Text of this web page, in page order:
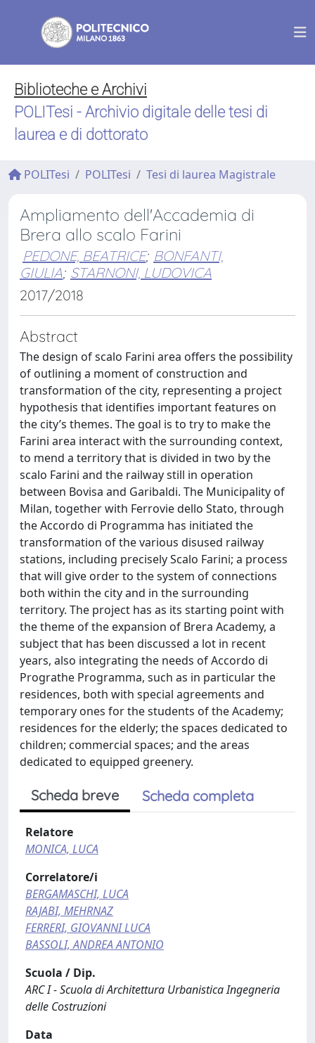
Biblioteche e Archivi
POLITesi - Archivio digitale delle tesi di
laurea e di dottorato
POLITesi POLITesi Tesi di laurea Magistrale
Ampliamento dell'Accademia di
Brera allo scalo Farini
PEDONE, BEATRICE; BONFANTI,
GIULIA; STARNONI, LUDOVICA
2017/2018
Abstract
The design of scalo Farini area offers the possibility
of outlining a moment of construction and
transformation of the city, representing a project
hypothesis that identifies important features on
the city’s themes. The goal is to try to make the
Farini area interact with the surrounding context,
to mend a territory that is divided in two by the
scalo Farini and the railway still in operation
between Bovisa and Garibaldi. The Municipality of
Milan, together with Ferrovie dello Stato, through
the Accordo di Programma has initiated the
transformation of the various disused railway
stations, including precisely Scalo Farini; a process
that will give order to the system of connections
both within the city and in the surrounding
territory. The project has as its starting point with
the theme of the expansion of Brera Academy, a
subject that has been discussed a lot in recent
years, also integrating the needs of Accordo di
Prograthe Programma, such as in particular the
residences, both with special agreements and
temporary ones for the students of the Academy;
residences for the elderly; the spaces dedicated to
children; commercial spaces; and the areas
dedicated to equipped greenery.
Scheda breve Scheda completa
Relatore
MONICA, LUCA
Correlatore/i
BERGAMASCHI, LUCA
RAJABI, MEHRNAZ
FERRERI, GIOVANNI LUCA
BASSOLI, ANDREA ANTONIO
Scuola / Dip.
ARC I - Scuola di Architettura Urbanistica Ingegneria
delle Costruzioni
Data